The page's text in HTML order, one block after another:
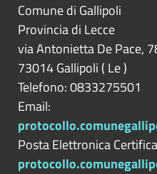
Comune di Gallipoli
Provincia di Lecce
via Antonietta De Pace,
73014Gallipoli ( Le)
Telefono: 0833275501
Email:
Posta Elettronica